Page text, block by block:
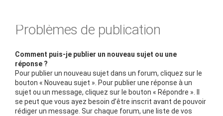
Problèmes de publication
Comment puis-je publier un nouveau sujet ou une
réponse ?
Pour publier un nouveau sujet dans un forum, cliquez sur le
bouton « Nouveau sujet ». Pour publier une réponse à un
sujet ou un message, cliquez sur le bouton « Répondre ». Il
se peut que vous ayez besoin d’être inscrit avant de pouvoir
rédiger un message. Sur chaque forum, une liste de vos